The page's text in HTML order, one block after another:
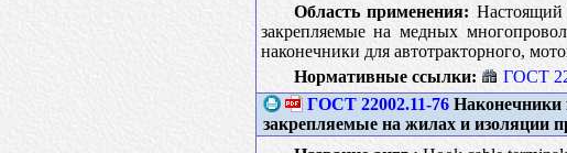
Область применения: Настоящий
закрепляемые на медных
наконечники для автотракторного,
Нормативные ссылки:
ГОСТ
ГОСТ 22002.11-76Наконечники
закрепляемые на жилах и изоляции